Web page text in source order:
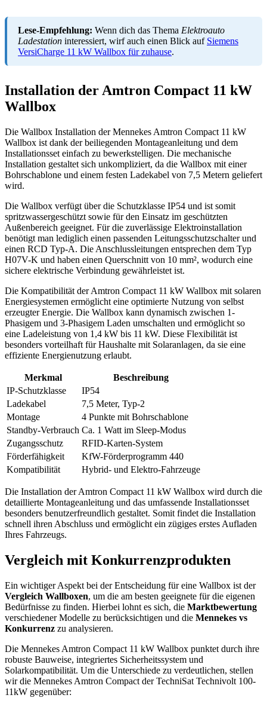
Lese-Empfehlung: Wenn dich das Thema Elektroauto
Ladestation interessiert, wirf auch einen Blick auf Siemens
VersiCharge 11 kW Wallbox für zuhause.
Installation der Amtron Compact 11 kW
Wallbox
Die Wallbox Installation der Mennekes Amtron Compact 11 kW
Wallbox ist dank der beiliegenden Montageanleitung und dem
Installationsset einfach zu bewerkstelligen. Die mechanische
Installation gestaltet sich unkompliziert, da die Wallbox mit einer
Bohrschablone und einem festen Ladekabel von 7,5 Metern geliefert
wird.
Die Wallbox verfügt über die Schutzklasse IP54 und ist somit
spritzwassergeschützt sowie für den Einsatz im geschützten
Außenbereich geeignet. Für die zuverlässige Elektroinstallation
benötigt man lediglich einen passenden Leitungsschutzschalter und
einen RCD Typ-A. Die Anschlussleitungen entsprechen dem Typ
H07V-K und haben einen Querschnitt von 10 mm², wodurch eine
sichere elektrische Verbindung gewährleistet ist.
Die Kompatibilität der Amtron Compact 11 kW Wallbox mit solaren
Energiesystemen ermöglicht eine optimierte Nutzung von selbst
erzeugter Energie. Die Wallbox kann dynamisch zwischen 1-
Phasigem und 3-Phasigem Laden umschalten und ermöglicht so
eine Ladeleistung von 1,4 kW bis 11 kW. Diese Flexibilität ist
besonders vorteilhaft für Haushalte mit Solaranlagen, da sie eine
effiziente Energienutzung erlaubt.
Merkmal
Beschreibung
IP-Schutzklasse
IP54
Ladekabel
7,5 Meter, Typ-2
Montage
4 Punkte mit Bohrschablone
Standby-Verbrauch Ca. 1 Watt im Sleep-Modus
Zugangsschutz
RFID-Karten-System
Förderfähigkeit
KfW-Förderprogramm 440
Kompatibilität
Hybrid- und Elektro-Fahrzeuge
Die Installation der Amtron Compact 11 kW Wallbox wird durch die
detaillierte Montageanleitung und das umfassende Installationsset
besonders benutzerfreundlich gestaltet. Somit findet die Installation
schnell ihren Abschluss und ermöglicht ein zügiges erstes Aufladen
Ihres Fahrzeugs.
Vergleich mit Konkurrenzprodukten
Ein wichtiger Aspekt bei der Entscheidung für eine Wallbox ist der
Vergleich Wallboxen, um die am besten geeignete für die eigenen
Bedürfnisse zu finden. Hierbei lohnt es sich, die Marktbewertung
verschiedener Modelle zu berücksichtigen und die Mennekes vs
Konkurrenz zu analysieren.
Die Mennekes Amtron Compact 11 kW Wallbox punktet durch ihre
robuste Bauweise, integriertes Sicherheitssystem und
Solarkompatibilität. Um die Unterschiede zu verdeutlichen, stellen
wir die Mennekes Amtron Compact der TechniSat Technivolt 100-
11kW gegenüber: